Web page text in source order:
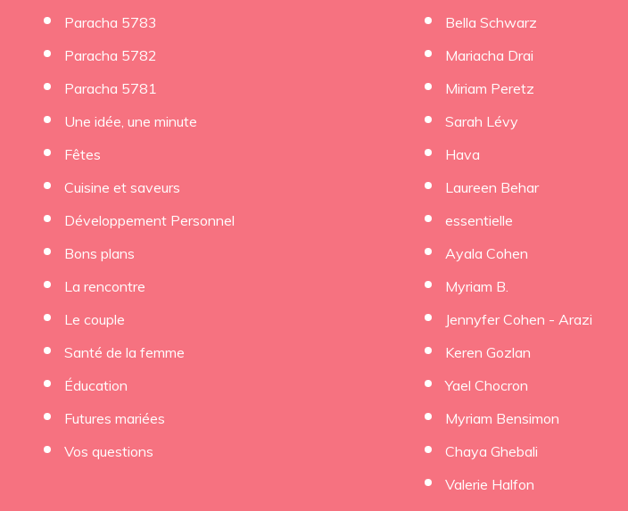
Paracha 5783
Paracha 5782
Paracha 5781
Une idée, une minute
Fêtes
Cuisine et saveurs
Développement Personnel
Bons plans
La rencontre
Le couple
Santé de la femme
Éducation
Futures mariées
Vos questions
Bella Schwarz
Mariacha Drai
Miriam Peretz
Sarah Lévy
Hava
Laureen Behar
essentielle
Ayala Cohen
Myriam B.
Jennyfer Cohen - Arazi
Keren Gozlan
Yael Chocron
Myriam Bensimon
Chaya Ghebali
Valerie Halfon